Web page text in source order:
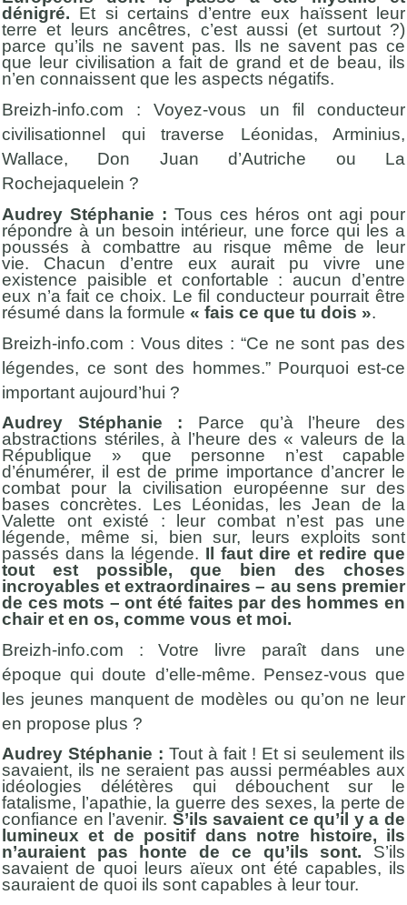
dénigré. Et si certains d’entre eux haïssent leur
terre et leurs ancêtres, c’est aussi (et surtout ?)
parce qu’ils ne savent pas. Ils ne savent pas ce
que leur civilisation a fait de grand et de beau, ils
n’en connaissent que les aspects négatifs.
Breizh-info.com : Voyez-vous un fil conducteur
civilisationnel qui traverse Léonidas, Arminius,
Wallace, Don Juan d’Autriche ou La
Rochejaquelein ?
Audrey Stéphanie : Tous ces héros ont agi pour
répondre à un besoin intérieur, une force qui les a
poussés à combattre au risque même de leur
vie. Chacun d’entre eux aurait pu vivre une
existence paisible et confortable : aucun d’entre
eux n’a fait ce choix. Le fil conducteur pourrait être
résumé dans la formule « fais ce que tu dois ».
Breizh-info.com : Vous dites : “Ce ne sont pas des
légendes, ce sont des hommes.” Pourquoi est-ce
important aujourd’hui ?
Audrey Stéphanie : Parce qu’à l’heure des
abstractions stériles, à l’heure des « valeurs de la
République » que personne n’est capable
d’énumérer, il est de prime importance d’ancrer le
combat pour la civilisation européenne sur des
bases concrètes. Les Léonidas, les Jean de la
Valette ont existé : leur combat n’est pas une
légende, même si, bien sur, leurs exploits sont
passés dans la légende. Il faut dire et redire que
tout est possible, que bien des choses
incroyables et extraordinaires – au sens premier
de ces mots – ont été faites par des hommes en
chair et en os, comme vous et moi.
Breizh-info.com : Votre livre paraît dans une
époque qui doute d’elle-même. Pensez-vous que
les jeunes manquent de modèles ou qu’on ne leur
en propose plus ?
Audrey Stéphanie : Tout à fait ! Et si seulement ils
savaient, ils ne seraient pas aussi perméables aux
idéologies délétères qui débouchent sur le
fatalisme, l’apathie, la guerre des sexes, la perte de
confiance en l’avenir. S’ils savaient ce qu’il y a de
lumineux et de positif dans notre histoire, ils
n’auraient pas honte de ce qu’ils sont. S’ils
savaient de quoi leurs aïeux ont été capables, ils
sauraient de quoi ils sont capables à leur tour.